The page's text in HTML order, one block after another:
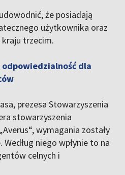
że posiadają
użytkownika oraz
trzecim.
odpowiedzialność dla
prezesa Stowarzyszenia
stowarzyszenia
wymagania zostały
niego wpłynie to na
celnych i